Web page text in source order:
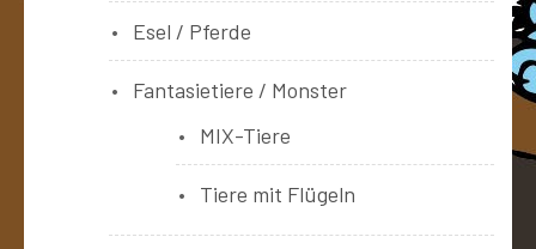
Esel / Pferde
Fantasietiere / Monster
MIX-Tiere
Tiere mit Flügeln